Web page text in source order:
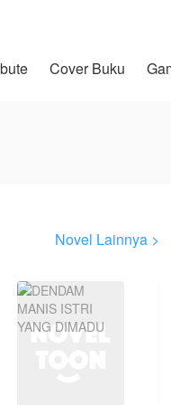
Cover Buku
Novel Lainnya >